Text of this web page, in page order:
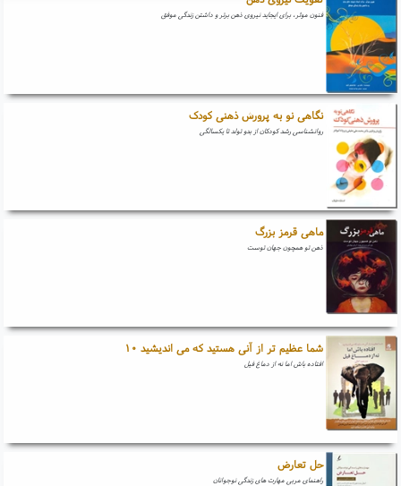
فنون موثر، برای ایجاید نیروی ذهن برتر و داشتن زندگی موفق
نگاهی نو به پرورش ذهنی کودک
روانشناسی رشد کودکان از بدو تولد تا یکسالگی
ماهی قرمز بزرگ
ذهن تو همچون جهان توست
شما عظیم تر از آنی هستید که می اندیشید ۱۰
افتاده باش اما نه از دماغ فیل
حل تعارض
راهنمای مربی مهارت های زندگی نوجوانان